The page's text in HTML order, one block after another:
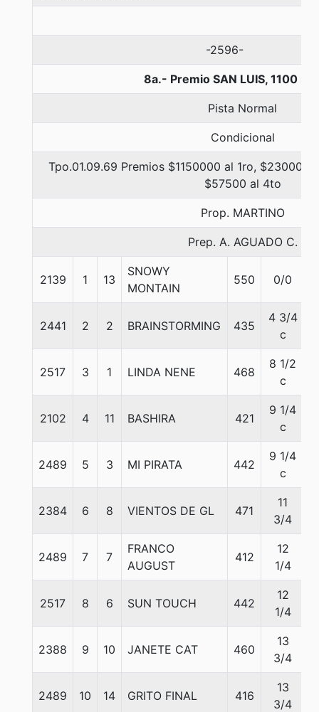
-2596-
8a.- Premio SAN LUIS, 1100
Pista Normal
Condicional
Tpo.01.09.69 Premios $1150000 al 1ro, $230000
$57500 al 4to
Prop. MARTINO
Prep. A. AGUADO C.
2139 1 13
SNOWY
MONTAIN
550 0/0
2441 2 2 BRAINSTORMING 435
4 3/4
c
2517 3 1 LINDA NENE 468
8 1/2
c
2102 4 11 BASHIRA 421
9 1/4
c
2489 5 3 MI PIRATA 442
9 1/4
c
2384 6 8 VIENTOS DE GL 471
11
3/4
2489 7 7
FRANCO
AUGUST
412
12
1/4
2517 8 6 SUN TOUCH 442
12
1/4
2388 9 10 JANETE CAT 460
13
3/4
2489 10 14 GRITO FINAL 416
13
3/4